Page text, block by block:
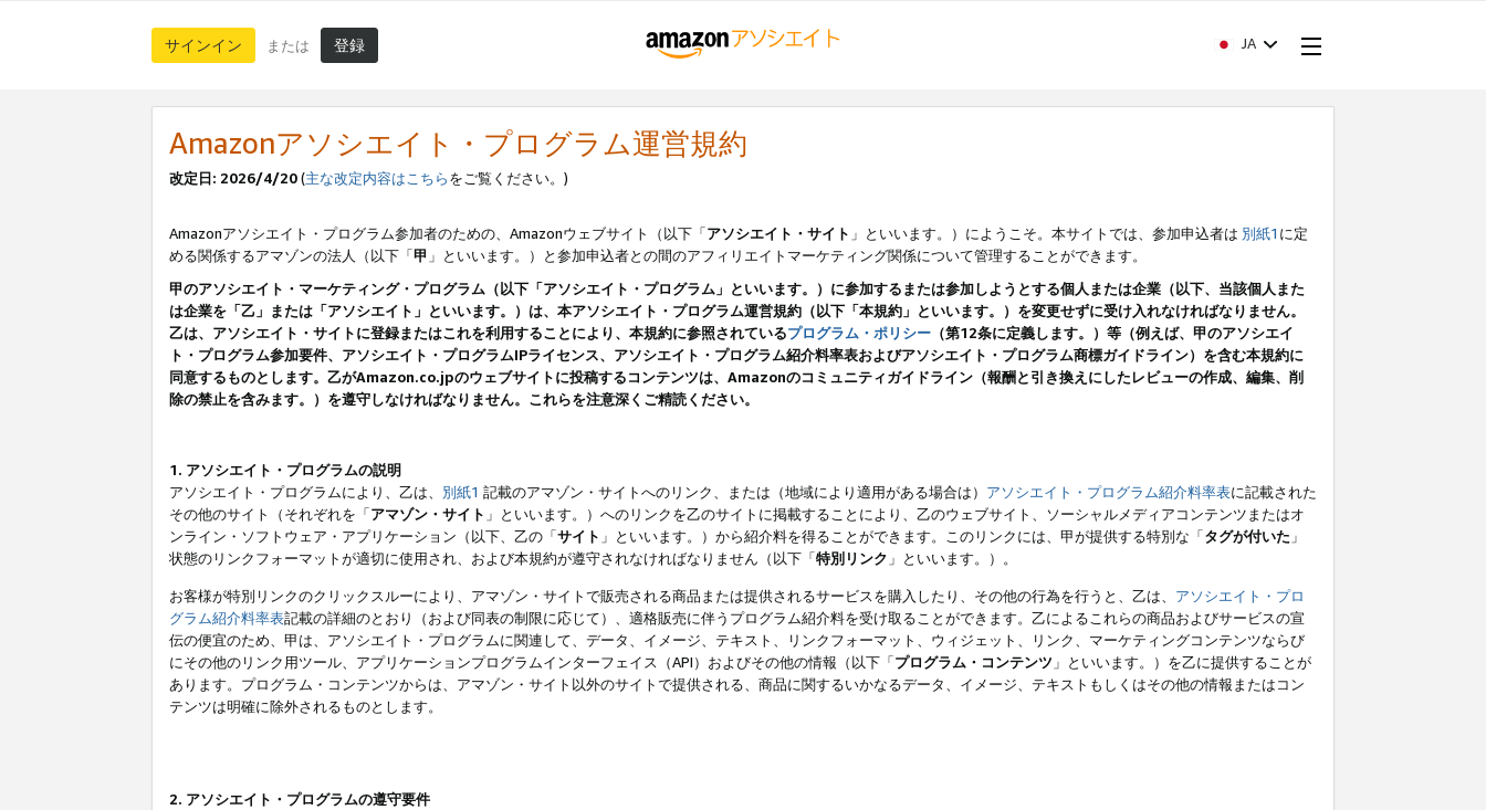
サインイン または 登録 JA
Amazonアソシエイト・プログラム運営規約
改定日: 2026/4/20(主な改定内容はこちらをご覧ください。)
Amazonアソシエイト・プログラム参加者のための、Amazonウェブサイト（以下「アソシエイト・サイト 」といいます。）にようこそ。本サイトでは、参加申込者は 別紙1 に定
める関係するアマゾンの法人（以下「甲 」といいます。）と参加申込者との間のアフィリエイトマーケティング関係について管理することができます。
甲のアソシエイト・マーケティング・プログラム（以下「アソシエイト・プログラム」といいます。）に参加するまたは参加しようとする個人または企業（以下、当該個人また
は企業を「乙」または「アソシエイト」といいます。）は、本アソシエイト・プログラム運営規約（以下「本規約」といいます。）を変更せずに受け入れなければなりません。
乙は、アソシエイト・サイトに登録またはこれを利用することにより、本規約に参照されているプログラム・ポリシー （第12条に定義します。）等（例えば、甲のアソシエイ
ト・プログラム参加要件、アソシエイト・プログラムIPライセンス、アソシエイト・プログラム紹介料率表およびアソシエイト・プログラム商標ガイドライン）を含む本規約に
同意するものとします。乙がAmazon.co.jpのウェブサイトに投稿するコンテンツは、Amazonのコミュニティガイドライン（報酬と引き換えにしたレビューの作成、編集、削
除の禁止を含みます。）を遵守しなければなりません。これらを注意深くご精読ください。
1. アソシエイト・プログラムの説明
アソシエイト・プログラムにより、乙は、 別紙1 記載のアマゾン・サイトへのリンク、または（地域により適用がある場合は） アソシエイト・プログラム紹介料率表に記載された
その他のサイト（それぞれを「アマゾン・サイト 」といいます。）へのリンクを乙のサイトに掲載することにより、乙のウェブサイト、ソーシャルメディアコンテンツまたはオ
ンライン・ソフトウェア・アプリケーション（以下、乙の「サイト 」といいます。）から紹介料を得ることができます。このリンクには、甲が提供する特別な「タグが付いた 」
状態のリンクフォーマットが適切に使用され、および本規約が遵守されなければなりません（以下「特別リンク 」といいます。）。
お客様が特別リンクのクリックスルーにより、アマゾン・サイトで販売される商品または提供されるサービスを購入したり、その他の行為を行うと、乙は、 アソシエイト・プロ
グラム紹介料率表記載の詳細のとおり（および同表の制限に応じて）、適格販売に伴うプログラム紹介料を受け取ることができます。乙によるこれらの商品およびサービスの宣
伝の便宜のため、甲は、アソシエイト・プログラムに関連して、データ、イメージ、テキスト、リンクフォーマット、ウィジェット、リンク、マーケティングコンテンツならび
にその他のリンク用ツール、アプリケーションプログラムインターフェイス（API）およびその他の情報（以下「プログラム・コンテンツ 」といいます。）を乙に提供することが
あります。プログラム・コンテンツからは、アマゾン・サイト以外のサイトで提供される、商品に関するいかなるデータ、イメージ、テキストもしくはその他の情報またはコン
テンツは明確に除外されるものとします。
2. アソシエイト・プログラムの遵守要件